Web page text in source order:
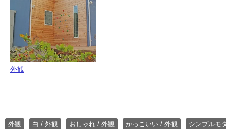
外観
外観 白 / 外観 おしゃれ / 外観 かっこいい / 外観 シンプルモ